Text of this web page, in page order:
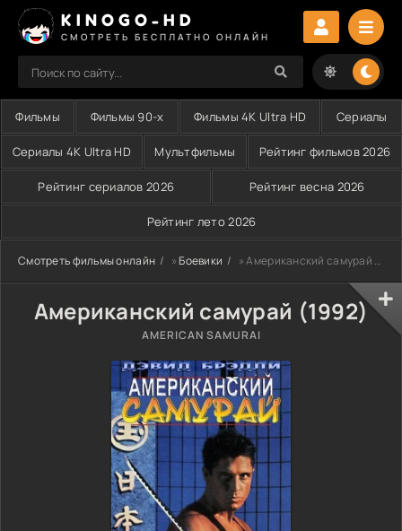
KINOGO-HD
СМОТРЕТЬ БЕСПЛАТНО ОНЛАЙН
Фильмы Фильмы 90-х Фильмы 4K Ultra HD Сериалы
Сериалы 4K Ultra HD Мультфильмы Рейтинг фильмов 2026
Рейтинг сериалов 2026 Рейтинг весна 2026
Рейтинг лето 2026
Смотреть фильмы онлайн »Боевики » Американский самурай (1992)
Американский самурай (1992)
AMERICAN SAMURAI